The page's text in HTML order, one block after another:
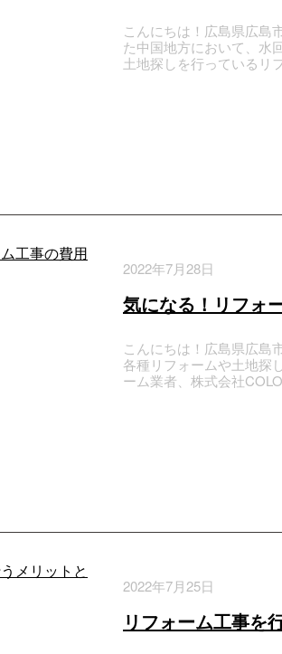
こんにちは！広島県広島
た中国地方において、水
土地探しを行っているリ
2022年7月28日
気になる！リフォ
こんにちは！広島県広島
各種リフォームや土地探
ーム業者、株式会社
2022年7月25日
リフォーム工事を